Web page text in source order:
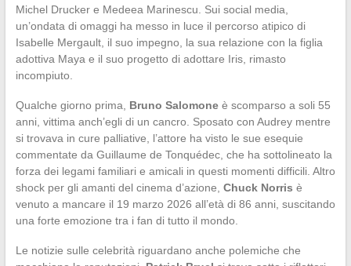
Michel Drucker e Medeea Marinescu. Sui social media,
un’ondata di omaggi ha messo in luce il percorso atipico di
Isabelle Mergault, il suo impegno, la sua relazione con la figlia
adottiva Maya e il suo progetto di adottare Iris, rimasto
incompiuto.
Qualche giorno prima, Bruno Salomoneè scomparso a soli 55
anni, vittima anch’egli di un cancro. Sposato con Audrey mentre
si trovava in cure palliative, l’attore ha visto le sue esequie
commentate da Guillaume de Tonquédec, che ha sottolineato la
forza dei legami familiari e amicali in questi momenti difficili. Altro
shock per gli amanti del cinema d’azione, Chuck Norris è
venuto a mancare il 19 marzo 2026 all’età di 86 anni, suscitando
una forte emozione tra i fan di tutto il mondo.
Le notizie sulle celebrità riguardano anche polemiche che